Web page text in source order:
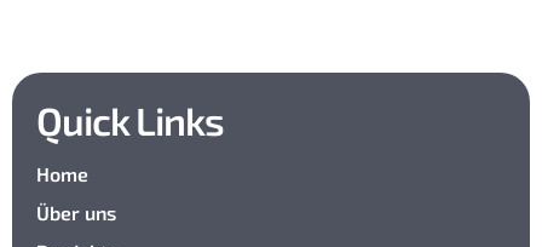
Quick Links
Home
Über uns